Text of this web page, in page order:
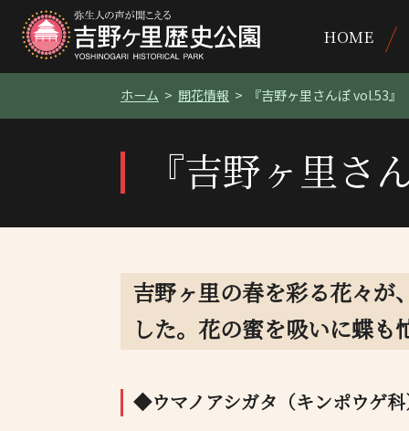
HOME
ホーム 開花情報 『吉野ヶ里さんぽ vol.53』
『吉野ヶ里さ
吉野ヶ里の春を彩る花々が
した。花の蜜を吸いに蝶も
◆ウマノアシガタ（キンポウゲ